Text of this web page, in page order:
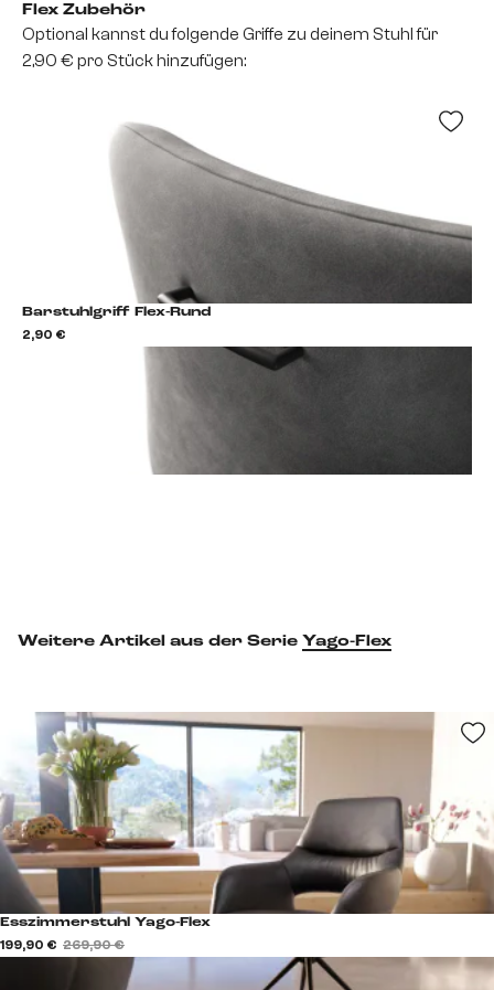
Flex Zubehör
Optional kannst du folgende Griffe zu deinem Stuhl für
2,90 € pro Stück hinzufügen:
Barstuhlgriff Flex-Rund
2,90 €
Barstuhlgriff hinzufügen
Weitere Artikel aus der Serie Yago-Flex
Esszimmerstuhl Yago-Flex
199,90 € 269,90 €